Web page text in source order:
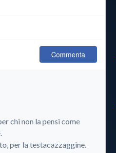
Commenta
chi non la pensi come
per la testacazzaggine.